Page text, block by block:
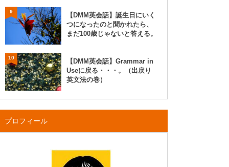
9
【DMM英会話】誕生日にいく
つになったのと聞かれたら、
まだ100歳じゃないと答える。
10
【DMM英会話】Grammar in
Useに戻る・・・。（出戻り
英文法の巻）
プロフィール